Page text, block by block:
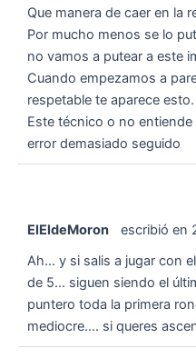
Que manera de caer en la
Por mucho menos se lo
no vamos a putear a este
Cuando empezamos a
respetable te aparece esto.
Este técnico o no
error demasiado seguido
ElEldeMoron escribió en
Ah... y si salis a jugar con
de 5... siguen siendo el
puntero toda la primera
mediocre.... si queres